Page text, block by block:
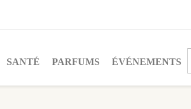
SANTÉ PARFUMS ÉVÉNEMENTS